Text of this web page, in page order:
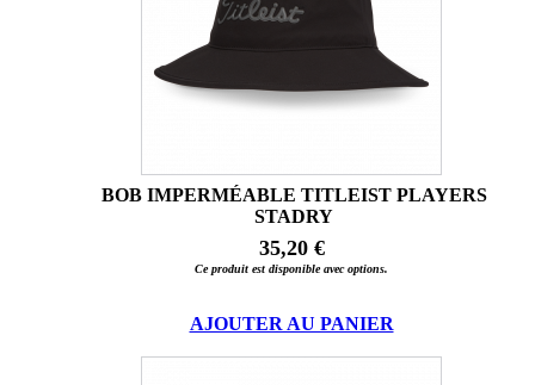
BOB IMPERMÉABLE TITLEIST PLAYERS
STADRY
35,20 €
Ce produit est disponible avec options.
AJOUTER AU PANIER